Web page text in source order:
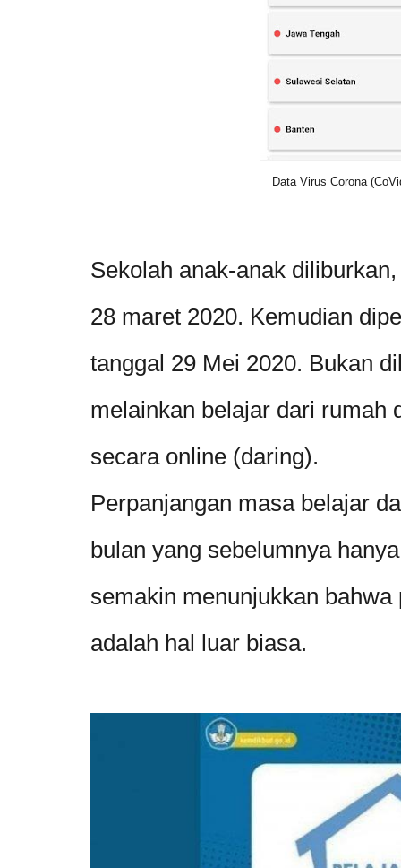
Data Virus Corona
Sekolah anak-anak
28 maret 2020. Kemudian
tanggal 29 Mei 2020. Bukan
melainkan belajar dari rumah
secara online (daring).
Perpanjangan masa belajar
bulan yang sebelumnya
semakin menunjukkan
adalah hal luar biasa.